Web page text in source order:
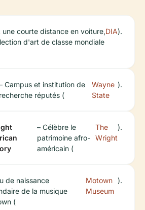
une courte distance en voiture,
d'art de classe mondiale
DIA).
Campus et institution de
recherche réputés (
Wayne
State
).
– Célèbre le
patrimoine afro-
américain (
The
Wright
).
de naissance
de la musique
(
Motown
Museum
).